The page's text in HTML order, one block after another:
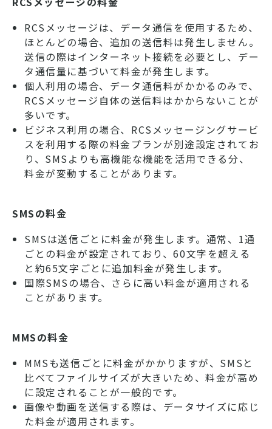
RCSメッセージは、データ通信を使用するため、
ほとんどの場合、追加の送信料は発生しません。
送信の際はインターネット接続を必要とし、デー
タ通信量に基づいて料金が発生します。
個人利用の場合、データ通信料がかかるのみで、
RCSメッセージ自体の送信料はかからないことが
多いです。
ビジネス利用の場合、RCSメッセージングサービ
スを利用する際の料金プランが別途設定されてお
り、SMSよりも高機能な機能を活用できる分、
料金が変動することがあります。
SMSの料金
SMSは送信ごとに料金が発生します。通常、1通
ごとの料金が設定されており、60文字を超える
と約65文字ごとに追加料金が発生します。
国際SMSの場合、さらに高い料金が適用される
ことがあります。
MMSの料金
MMSも送信ごとに料金がかかりますが、SMSと
比べてファイルサイズが大きいため、料金が高め
に設定されることが一般的です。
画像や動画を送信する際は、データサイズに応じ
た料金が適用されます。